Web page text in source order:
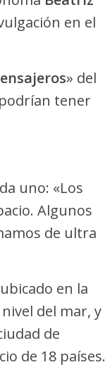
en el
» del
tener
uno: «Los
Algunos
de ultra
en la
del mar, y
de
de 18 países.